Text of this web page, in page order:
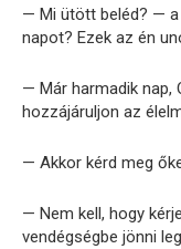
— Mi ütött beléd? —
napot? Ezek az én
— Már harmadik nap,
hozzájáruljon az
— Akkor kérd meg
— Nem kell, hogy
vendégségbe jönni